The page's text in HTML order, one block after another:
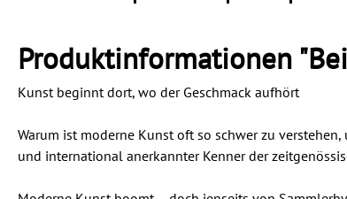
Produktinformationen
Kunst beginnt dort, wo der Geschmack aufhört
Warum ist moderne Kunst oft so schwer zu
und international anerkannter Kenner der